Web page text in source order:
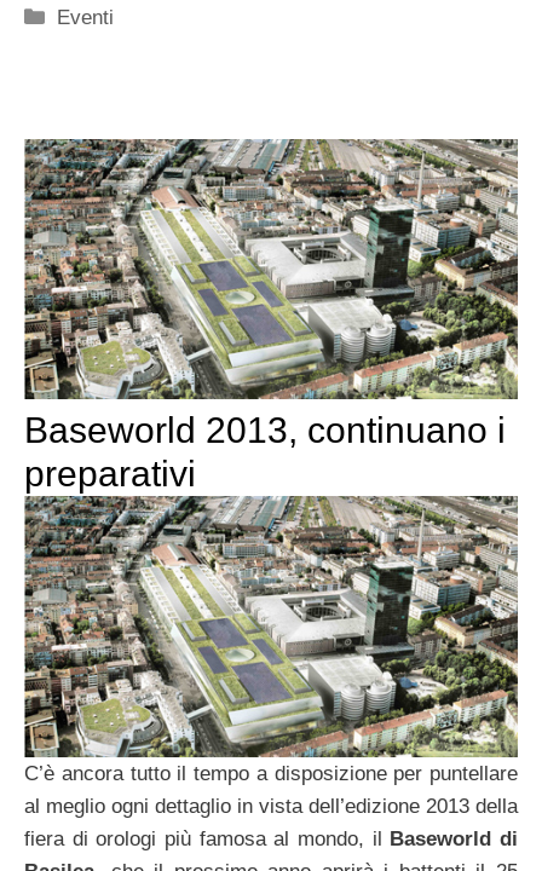
Categorie
Eventi
Baseworld 2013, continuano i
preparativi
C’è ancora tutto il tempo a disposizione per puntellare
al meglio ogni dettaglio in vista dell’edizione 2013 della
fiera di orologi più famosa al mondo, il Baseworld di